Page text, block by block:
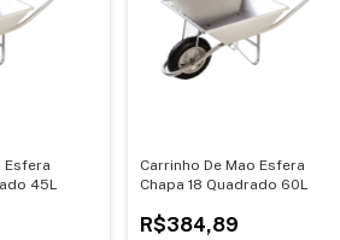
Esfera
45L
Carrinho De Mao Esfera
Chapa 18 Quadrado 60L
R$384,89